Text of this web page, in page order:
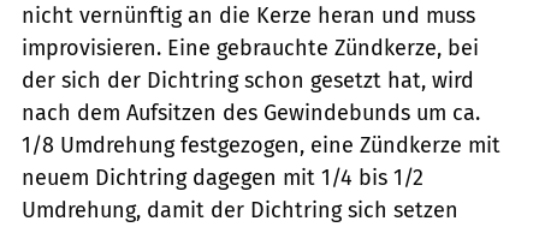
nicht vernünftig an die Kerze heran und muss
improvisieren. Eine gebrauchte Zündkerze, bei
der sich der Dichtring schon gesetzt hat, wird
nach dem Aufsitzen des Gewindebunds um ca.
1/8 Umdrehung festgezogen, eine Zündkerze mit
neuem Dichtring dagegen mit 1/4 bis 1/2
Umdrehung, damit der Dichtring sich setzen